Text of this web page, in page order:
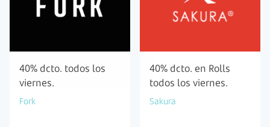
40% dcto. todos los
viernes.
Fork
40% dcto. en Rolls
todos los viernes.
Sakura